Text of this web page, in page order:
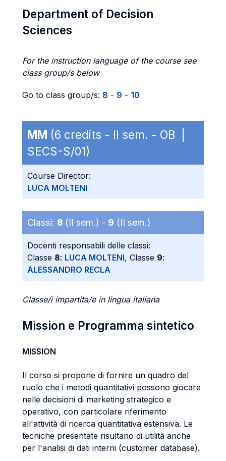
Department of Decision
Sciences
For the instruction language of the course see
class group/s below
Go to class group/s: 8 - 9 - 10
MM (6 credits - II sem. - OB |
SECS-S/01)
Course Director:
LUCA MOLTENI
Classi: 8 (II sem.) - 9 (II sem.)
Docenti responsabili delle classi:
Classe 8: LUCA MOLTENI, Classe 9:
ALESSANDRO RECLA
Classe/i impartita/e in lingua italiana
Mission e Programma sintetico
MISSION
Il corso si propone di fornire un quadro del
ruolo che i metodi quantitativi possono giocare
nelle decisioni di marketing strategico e
operativo, con particolare riferimento
all'attività di ricerca quantitativa estensiva. Le
tecniche presentate risultano di utilità anche
per l'analisi di dati interni (customer database).